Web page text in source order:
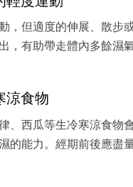
，但適度的伸展、散步
，有助帶走體內多餘濕
涼食物
、西瓜等生冷寒涼食物
的能力。經期前後應盡